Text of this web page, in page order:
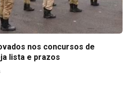
nos concursos de
lista e prazos